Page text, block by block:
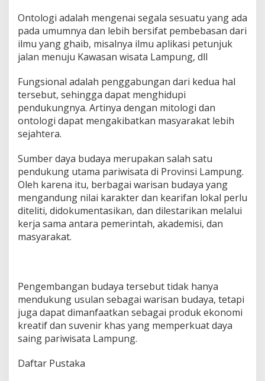
Ontologi adalah mengenai segala sesuatu yang ada
pada umumnya dan lebih bersifat pembebasan dari
ilmu yang ghaib, misalnya ilmu aplikasi petunjuk
jalan menuju Kawasan wisata Lampung, dll
Fungsional adalah penggabungan dari kedua hal
tersebut, sehingga dapat menghidupi
pendukungnya. Artinya dengan mitologi dan
ontologi dapat mengakibatkan masyarakat lebih
sejahtera.
Sumber daya budaya merupakan salah satu
pendukung utama pariwisata di Provinsi Lampung.
Oleh karena itu, berbagai warisan budaya yang
mengandung nilai karakter dan kearifan lokal perlu
diteliti, didokumentasikan, dan dilestarikan melalui
kerja sama antara pemerintah, akademisi, dan
masyarakat.
Pengembangan budaya tersebut tidak hanya
mendukung usulan sebagai warisan budaya, tetapi
juga dapat dimanfaatkan sebagai produk ekonomi
kreatif dan suvenir khas yang memperkuat daya
saing pariwisata Lampung.
Daftar Pustaka